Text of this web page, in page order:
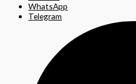
WhatsApp
Telegram